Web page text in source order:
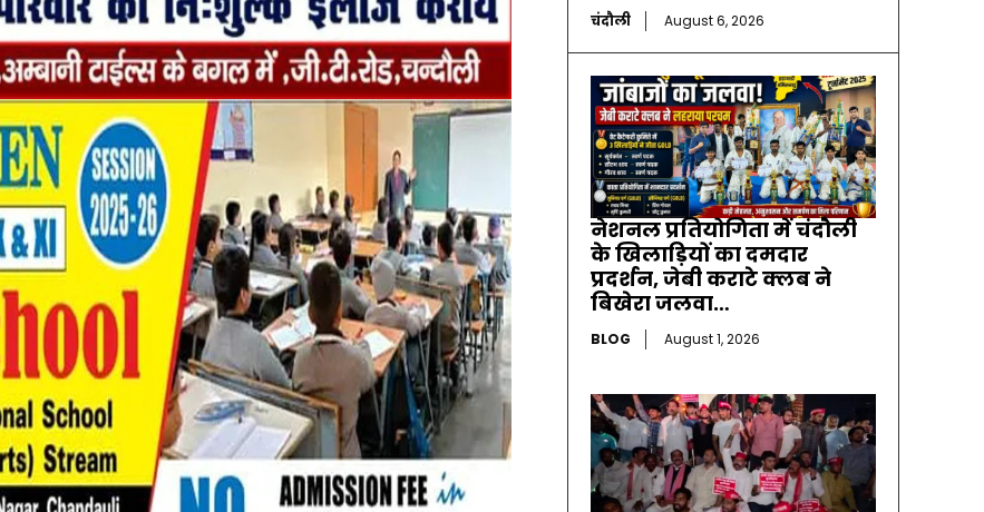
चंदौली August 6, 2026
नेशनल प्रतियोगिता में चंदौली
के खिलाड़ियों का दमदार
प्रदर्शन, जेबी कराटे क्लब ने
बिखेरा जलवा…
BLOG August 1, 2026